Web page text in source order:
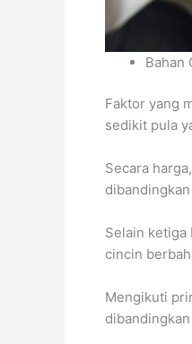
Bahan
Faktor yang
sedikit pula
Secara
Selain ketiga
cincin
Mengikuti